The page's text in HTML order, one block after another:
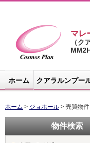
コスモスプラ
マレ
（ク
ホーム クアラルンプー
ホーム > ジョホール > 売買物件
物件検索